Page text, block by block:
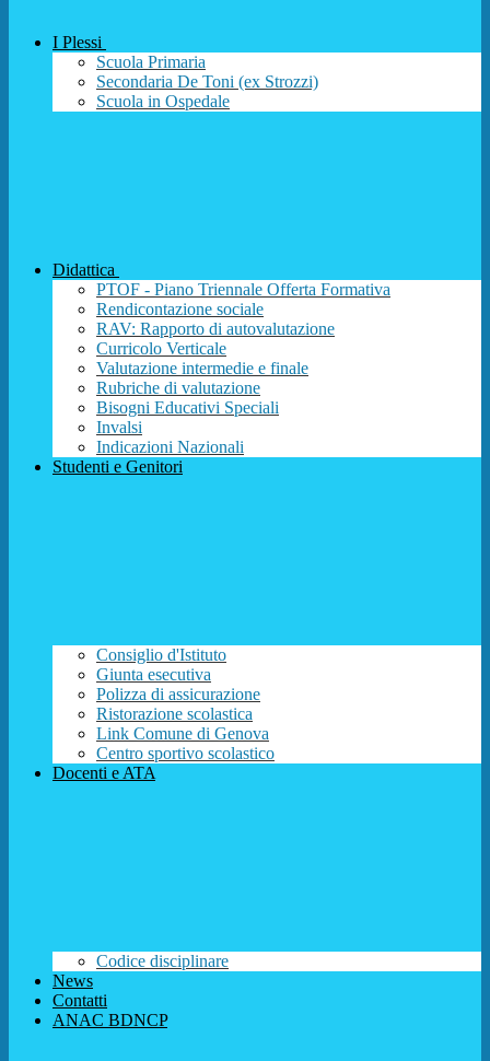
I Plessi
Scuola Primaria
Secondaria De Toni (ex Strozzi)
Scuola in Ospedale
Didattica
PTOF - Piano Triennale Offerta Formativa
Rendicontazione sociale
RAV: Rapporto di autovalutazione
Curricolo Verticale
Valutazione intermedie e finale
Rubriche di valutazione
Bisogni Educativi Speciali
Invalsi
Indicazioni Nazionali
Studenti e Genitori
Consiglio d'Istituto
Giunta esecutiva
Polizza di assicurazione
Ristorazione scolastica
Link Comune di Genova
Centro sportivo scolastico
Docenti e ATA
Codice disciplinare
News
Contatti
ANAC BDNCP